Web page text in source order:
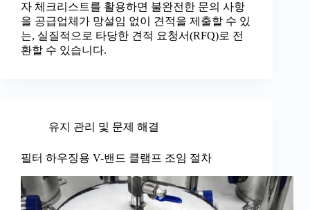
자 체크리스트를 활용하면 불완전한 문의 사항
을 공급업체가 망설임 없이 견적을 제출할 수 있
는, 실질적으로 타당한 견적 요청서(RFQ)로 전
환할 수 있습니다.
유지 관리 및 문제 해결
필터 하우징용 V-밴드 클램프 조임 절차